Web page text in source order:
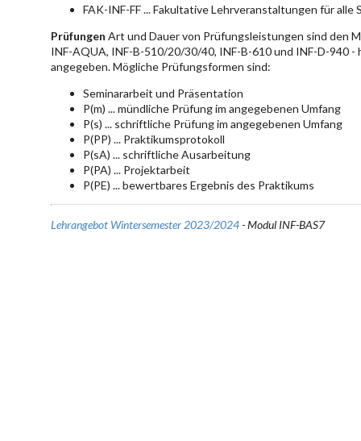
FAK-INF-FF ... Fakultative Lehrveranstaltungen für
Prüfungen Art und Dauer von Prüfungsleistungen sind den
INF-AQUA, INF-B-510/20/30/40, INF-B-610 und INF-D-940
angegeben. Mögliche Prüfungsformen sind:
Seminararbeit und Präsentation
P(m) ... mündliche Prüfung im angegebenen Umfang
P(s) ... schriftliche Prüfung im angegebenen Umfang
P(PP) ... Praktikumsprotokoll
P(sA) ... schriftliche Ausarbeitung
P(PA) ... Projektarbeit
P(PE) ... bewertbares Ergebnis des Praktikums
Lehrangebot Wintersemester 2023/2024- Modul INF-BAS7